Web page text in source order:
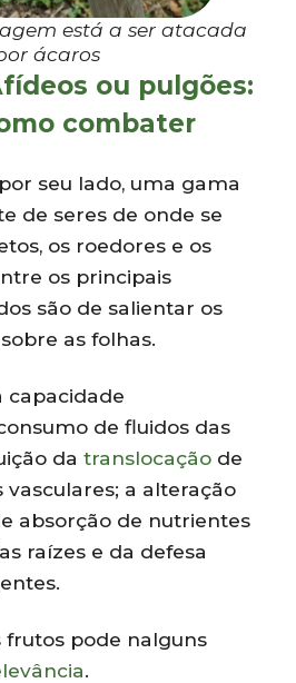
está a ser atacada
ácaros
ou pulgões:
combater
seu lado, uma gama
de seres de onde se
os roedores e os
os principais
são de salientar os
as folhas.
capacidade
de fluidos das
datranslocação de
vasculares; a alteração
absorção de nutrientes
raízes e da defesa
frutos pode nalguns
.